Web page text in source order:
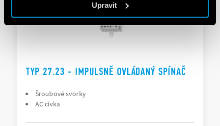
Upravit
TYP 27.23 - IMPULSNĚ OVLÁDANÝ SPÍNAČ
Šroubové svorky
AC cívka